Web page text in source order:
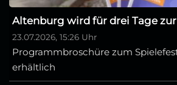
Altenburg wird für drei Tage
23.07.2026, 15:26 Uhr
Programmbroschüre zum
erhältlich